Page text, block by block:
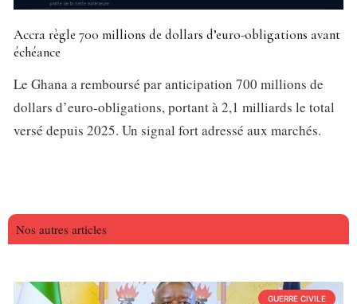
Accra règle 700 millions de dollars d’euro-obligations avant
échéance
Le Ghana a remboursé par anticipation 700 millions de
dollars d’euro-obligations, portant à 2,1 milliards le total
versé depuis 2025. Un signal fort adressé aux marchés.
Nos autres articles
GUERRE CIVILE